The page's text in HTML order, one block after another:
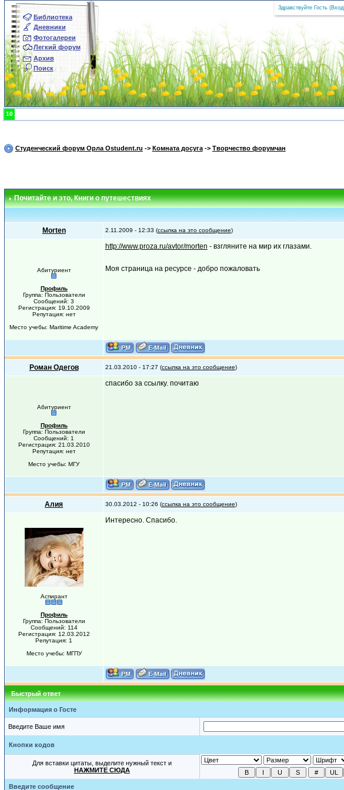
Библиотека
Дневники
Фотогалереи
Легкий форум
Архив
Поиск
Здравствуйте Гость (Вход
10
Студенческий форум Орла Ostudent.ru -> Комната досуга-> Творчество форумчан
Почитайте и это, Книги о путешествиях
Morten 2.11.2009 - 12:33 (ссылка на это сообщение)
Абитуриент
Профиль
Группа: Пользователи
Сообщений: 3
Регистрация: 19.10.2009
Репутация: нет
Место учебы: Maritime Academy
http://www.proza.ru/avtor/morten - взгляните на мир их глазами.
Моя страница на ресурсе - добро пожаловать
Роман Одегов 21.03.2010 - 17:27 (ссылка на это сообщение)
Абитуриент
Профиль
Группа: Пользователи
Сообщений: 1
Регистрация: 21.03.2010
Репутация: нет
Место учебы: МГУ
спасибо за ссылку. почитаю
Алия 30.03.2012 - 10:26 (ссылка на это сообщение)
Аспирант
Профиль
Группа: Пользователи
Сообщений: 114
Регистрация: 12.03.2012
Репутация: 1
Место учебы: МГПУ
Интересно. Спасибо.
Быстрый ответ
Информация о Госте
Введите Ваше имя
Кнопки кодов
Для вставки цитаты, выделите нужный текст и
НАЖМИТЕ СЮДА
Введите сообщение